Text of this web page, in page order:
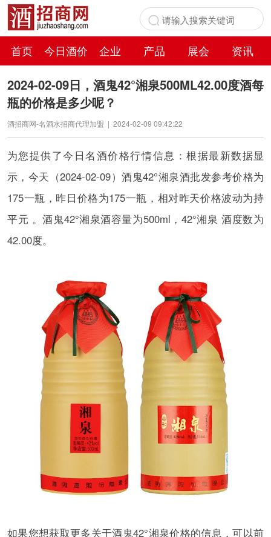
首页 今日酒价 企业 产品 展会
资讯
百科
2024-02-09日，酒鬼42°湘泉500ML42.00度酒每
瓶的价格是多少呢？
酒招商网-名酒水招商代理加盟 | 2024-02-09 09:42:22
为您提供了今日名酒价格行情信息：根据最新数据显
示，今天（2024-02-09）酒鬼42°湘泉酒批发参考价格为
175一瓶，昨日价格为175一瓶，相对昨天价格波动为持
平元 。酒鬼42°湘泉酒容量为500ml，42°湘泉 酒度数为
42.00度。
如果您想获取更多关于酒鬼42°湘泉价格的信息，可以前